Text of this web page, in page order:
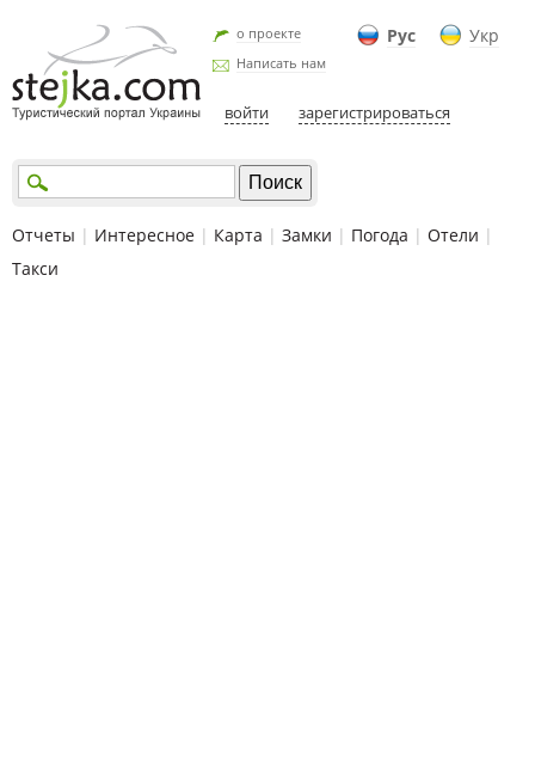
Рус Укр
о проекте
Написать нам
войти зарегистрироваться
Отчеты | Интересное | Карта | Замки | Погода | Отели |
Такси